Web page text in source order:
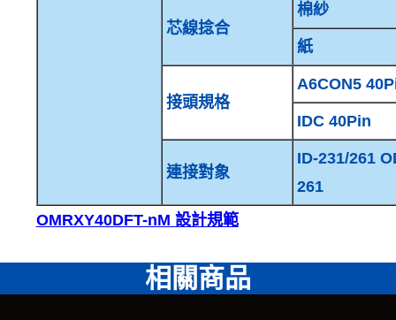
芯線捻合
棉紗
紙
接頭規格
A6CON5
IDC 40Pin
連接對象
ID-231/261
261
OMRXY40DFT-nM 設計規範
相關商品